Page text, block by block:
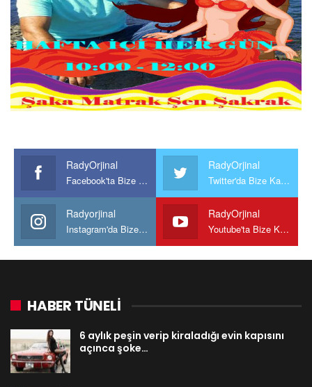
RadyOrjinal
Facebook'ta Bize Katılın
RadyOrjinal
Twitter'da Bize Katılın
Radyorjinal
Instagram'da Bize katılın
RadyOrjinal
Youtube'ta Bize Katılın
HABER TÜNELİ
6 aylık peşin verip kiraladığı evin kapısını
açınca şoke…